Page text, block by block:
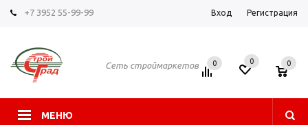
+7 3952 55-99-99 Вход Регистрация
Сеть строймаркетов
МЕНЮ
0 0 0